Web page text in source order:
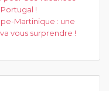
!
Martinique : une
vous surprendre !